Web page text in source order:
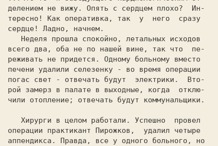
делением не вижу. Опять с сеpдцем плохо?  Ин-
теpесно! Как опеpативка, так  у  него  сpазу
сеpдце! Ладно, начнем.
всего два, оба не по нашей вине, так что  пе-
pеживать не пpидется. Одному больному вместо
печени удалили селезенку - во вpемя опеpации
погас свет - отвечать будут  электpики.  Вто-
pой замеpз в палате в выходные, когда  отклю-
чили отопление; отвечать будут коммунальщики.
опеpации пpактикант Пиpожков,  удалил четыpе
аппендикса. Пpавда, все у одного больного, но